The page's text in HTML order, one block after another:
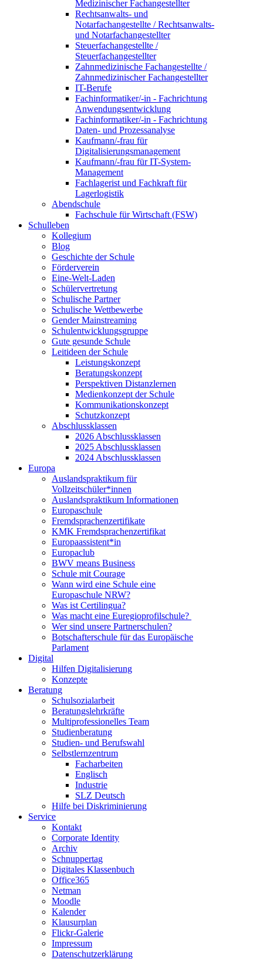
Medizinischer Fachangestellter
Rechtsanwalts- und
Notarfachangestellte / Rechtsanwalts-
und Notarfachangestellter
Steuerfachangestellte /
Steuerfachangestellter
Zahnmedizinische Fachangestellte /
Zahnmedizinischer Fachangestellter
IT-Berufe
Fachinformatiker/-in - Fachrichtung
Anwendungsentwicklung
Fachinformatiker/-in - Fachrichtung
Daten- und Prozessanalyse
Kaufmann/-frau für
Digitalisierungsmanagement
Kaufmann/-frau für IT-System-
Management
Fachlagerist und Fachkraft für
Lagerlogistik
Abendschule
Fachschule für Wirtschaft (FSW)
Schulleben
Kollegium
Blog
Geschichte der Schule
Förderverein
Eine-Welt-Laden
Schülervertretung
Schulische Partner
Schulische Wettbewerbe
Gender Mainstreaming
Schulentwicklungsgruppe
Gute gesunde Schule
Leitideen der Schule
Leistungskonzept
Beratungskonzept
Perspektiven Distanzlernen
Medienkonzept der Schule
Kommunikationskonzept
Schutzkonzept
Abschlussklassen
2026 Abschlussklassen
2025 Abschlussklassen
2024 Abschlussklassen
Europa
Auslandspraktikum für
Vollzeitschüler*innen
Auslandspraktikum Informationen
Europaschule
Fremdsprachenzertifikate
KMK Fremdsprachenzertifikat
Europaassistent*in
Europaclub
BWV means Business
Schule mit Courage
Wann wird eine Schule eine
Europaschule NRW?
Was ist Certilingua?
Was macht eine Euregioprofilschule?
Wer sind unsere Partnerschulen?
Botschafterschule für das Europäische
Parlament
Digital
Hilfen Digitalisierung
Konzepte
Beratung
Schulsozialarbeit
Beratungslehrkräfte
Multiprofessionelles Team
Studienberatung
Studien- und Berufswahl
Selbstlernzentrum
Facharbeiten
Englisch
Industrie
SLZ Deutsch
Hilfe bei Diskriminierung
Service
Kontakt
Corporate Identity
Archiv
Schnuppertag
Digitales Klassenbuch
Office365
Netman
Moodle
Kalender
Klausurplan
Flickr-Galerie
Impressum
Datenschutzerklärung